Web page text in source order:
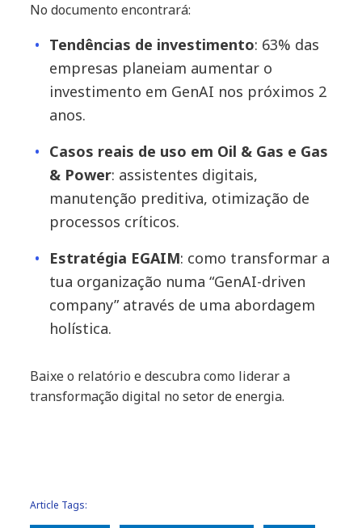
No documento encontrará:
Tendências de investimento: 63% das
empresas planeiam aumentar o
investimento em GenAI nos próximos 2
anos.
Casos reais de uso em Oil & Gas e Gas
& Power: assistentes digitais,
manutenção preditiva, otimização de
processos críticos.
Estratégia EGAIM: como transformar a
tua organização numa “GenAI-driven
company” através de uma abordagem
holística.
Baixe o relatório e descubra como liderar a
transformação digital no setor de energia.
Article Tags: